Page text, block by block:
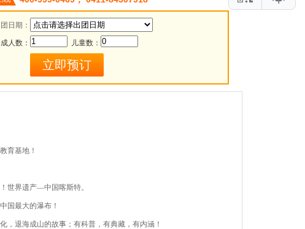
日期：
人数： 儿童数：
育基地！
世界遗产—中国喀斯特。
最大的瀑布！
退海成山的故事；有科普，有典藏，有内涵！